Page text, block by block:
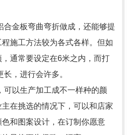
金板弯曲弯折做成，还能够提
施工方法较为各式各样。但如
通常要设定在6米之内，而打
，进行会许多。
以生产加工成不一样种的颜
在挑选的情况下，可以和店家
和图案设计，在订制你愿意